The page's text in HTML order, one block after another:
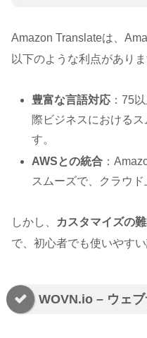
Amazon Translateは、
以下のような利点がありま
豊富な言語対応 ：75
際ビジネスにおける
す。
AWSとの統合 ：
スムーズで、クラウド
しかし、
カスタマイズの
で、初心者でも使いやすい
WOVN.io – ウェ